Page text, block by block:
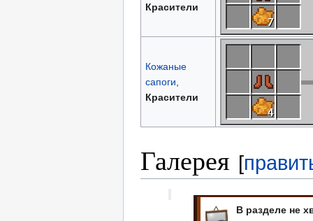
Красители
Кожаные
сапоги
Красители
Галерея [
В разделе не